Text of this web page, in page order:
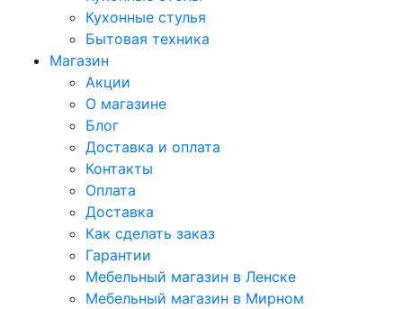
Кухонные стулья
Бытовая техника
Магазин
Акции
О магазине
Блог
Доставка и оплата
Контакты
Оплата
Доставка
Как сделать заказ
Гарантии
Мебельный магазин в Ленске
Мебельный магазин в Мирном